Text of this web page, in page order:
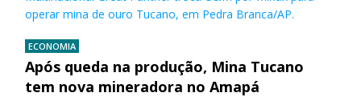
operar mina de ouro Tucano, em Pedra Branca/AP.
ECONOMIA
Após queda na produção, Mina Tucano
tem nova mineradora no Amapá